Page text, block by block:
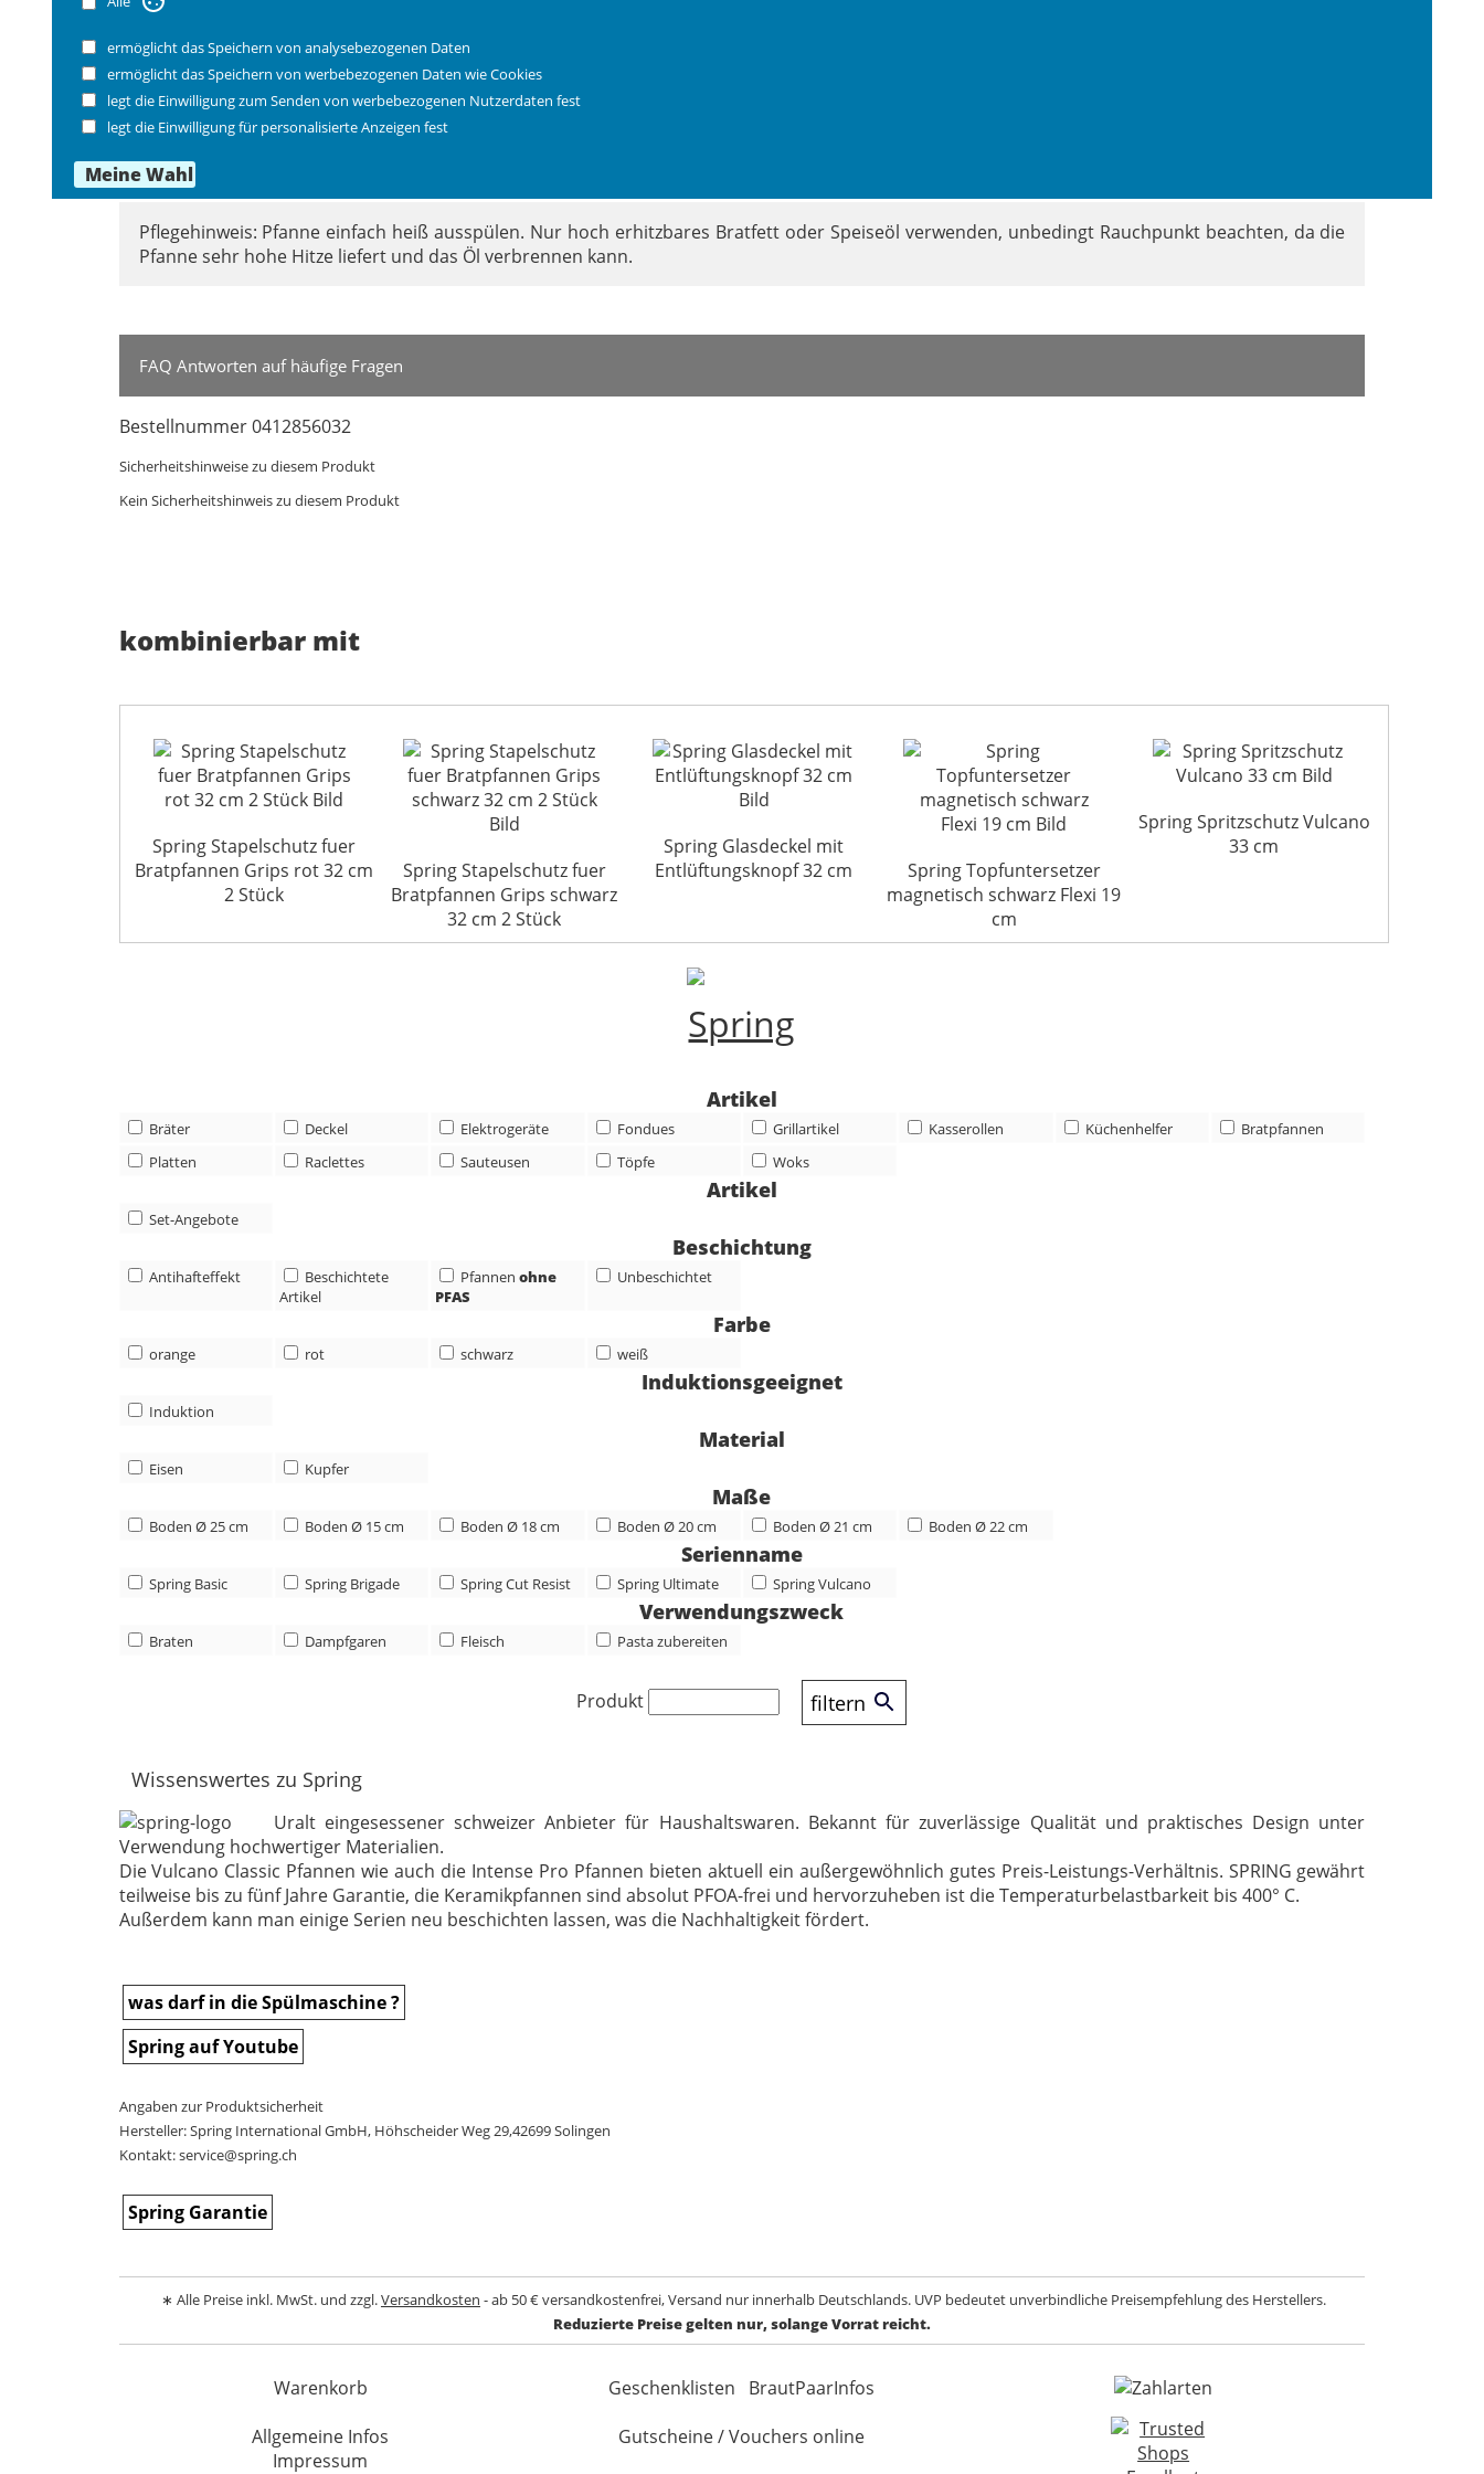
ermöglicht das Speichern von analysebezogenen Daten
ermöglicht das Speichern von werbebezogenen Daten wie Cookies
legt die Einwilligung zum Senden von werbebezogenen Nutzerdaten fest
legt die Einwilligung für personalisierte Anzeigen fest
Extrem hohe Abriebfestigkeit.
Material Edelstahl, Aluminium.
Zum Braten muss für den Antihafteffekt ausreichend hoch erhitzbares Fett oder Bratöl verwendet werden.
Extrem hohe Abriebfestigkeit.
Material Edelstahl, Aluminium.
Maße:
Ø 33 cm außen, Ø Boden 26 cm, Höhe 4,5 cm, Länge mit Griff 56,5 cm, Gewicht 1,96 kg.
Pflegehinweis: Pfanne einfach heiß ausspülen. Nur hoch erhitzbares Bratfett oder Speiseöl verwenden, unbedingt Rauchpunkt beachten, da die
Pfanne sehr hohe Hitze liefert und das Öl verbrennen kann.
FAQ Antworten auf häufige Fragen
Bestellnummer 0412856032
Sicherheitshinweise zu diesem Produkt
Kein Sicherheitshinweis zu diesem Produkt
kombinierbar mit
Spring Stapelschutz fuer
Bratpfannen Grips rot 32 cm
2 Stück
Spring Stapelschutz fuer
Bratpfannen Grips schwarz
32 cm 2 Stück
Spring Glasdeckel mit
Entlüftungsknopf 32 cm
Spring Topfuntersetzer
magnetisch schwarz Flexi 19
cm
Spring Spritzschutz Vulcano
33 cm
Artikel
Bräter Deckel Elektrogeräte Fondues Grillartikel Kasserollen Küchenhelfer
Bratpfannen
Platten
Raclettes Sauteusen Töpfe Woks
Artikel
Set-Angebote
Beschichtung
Antihafteffekt
Beschichtete
Artikel
Pfannenohne
PFAS
Unbeschichtet
Farbe
orange rot schwarz weiß
Induktionsgeeignet
Induktion
Material
Eisen Kupfer
Maße
Boden Ø 25 cm Boden Ø 15 cm Boden Ø 18 cm Boden Ø 20 cm Boden Ø 21 cm Boden Ø 22 cm
Serienname
Spring Basic Spring Brigade Spring Cut Resist Spring Ultimate Spring Vulcano
Verwendungszweck
Braten Dampfgaren Fleisch Pasta zubereiten
Produkt filtern
Wissenswertes zu Spring
Uralt eingesessener schweizer Anbieter für Haushaltswaren. Bekannt für zuverlässige Qualität und praktisches Design unter
Verwendung hochwertiger Materialien.
Die Vulcano Classic Pfannen wie auch die Intense Pro Pfannen bieten aktuell ein außergewöhnlich gutes Preis-Leistungs-Verhältnis. SPRING gewährt
teilweise bis zu fünf Jahre Garantie, die Keramikpfannen sind absolut PFOA-frei und hervorzuheben ist die Temperaturbelastbarkeit bis 400° C.
Außerdem kann man einige Serien neu beschichten lassen, was die Nachhaltigkeit fördert.
was darf in die Spülmaschine ?
Spring auf Youtube
Angaben zur Produktsicherheit
Hersteller: Spring International GmbH, Höhscheider Weg 29,42699 Solingen
Kontakt: service@spring.ch
Spring Garantie
∗ Alle Preise inkl. MwSt. und zzgl.Versandkosten - ab 50 € versandkostenfrei, Versand nur innerhalb Deutschlands. UVP bedeutet unverbindliche Preisempfehlung des Herstellers.
Reduzierte Preise gelten nur, solange Vorrat reicht.
Warenkorb
Allgemeine Infos
Impressum
Geschenklisten
BrautPaarInfos
Gutscheine / Vouchers online